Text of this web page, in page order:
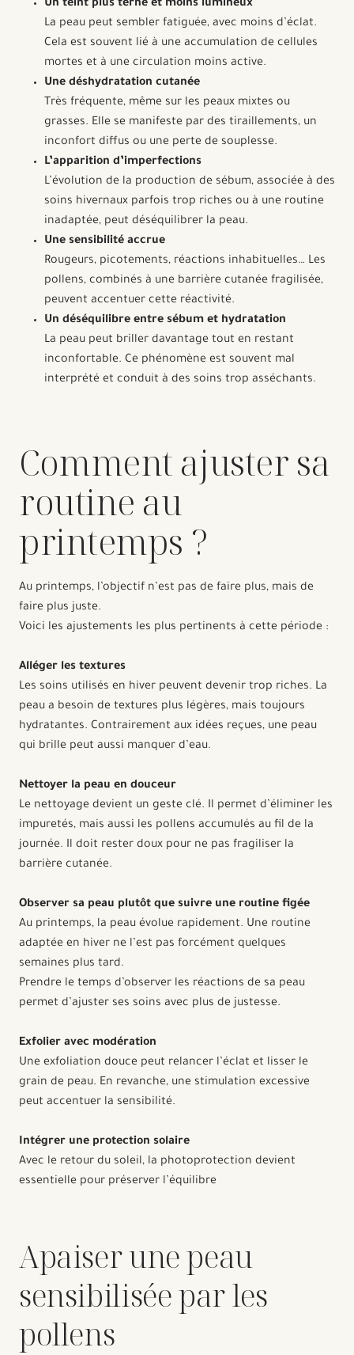
Un teint plus terne et moins lumineux
La peau peut sembler fatiguée, avec moins d’éclat.
Cela est souvent lié à une accumulation de cellules
mortes et à une circulation moins active.
Une déshydratation cutanée
Très fréquente, même sur les peaux mixtes ou
grasses. Elle se manifeste par des tiraillements, un
inconfort diffus ou une perte de souplesse.
L’apparition d’imperfections
L’évolution de la production de sébum, associée à des
soins hivernaux parfois trop riches ou à une routine
inadaptée, peut déséquilibrer la peau.
Une sensibilité accrue
Rougeurs, picotements, réactions inhabituelles… Les
pollens, combinés à une barrière cutanée fragilisée,
peuvent accentuer cette réactivité.
Un déséquilibre entre sébum et hydratation
La peau peut briller davantage tout en restant
inconfortable. Ce phénomène est souvent mal
interprété et conduit à des soins trop asséchants.
Comment ajuster sa
routine au
printemps ?
Au printemps, l’objectif n’est pas de faire plus, mais de
faire plus juste.
Voici les ajustements les plus pertinents à cette période :
Alléger les textures
Les soins utilisés en hiver peuvent devenir trop riches. La
peau a besoin de textures plus légères, mais toujours
hydratantes. Contrairement aux idées reçues, une peau
qui brille peut aussi manquer d’eau.
Nettoyer la peau en douceur
Le nettoyage devient un geste clé. Il permet d’éliminer les
impuretés, mais aussi les pollens accumulés au fil de la
journée. Il doit rester doux pour ne pas fragiliser la
barrière cutanée.
Observer sa peau plutôt que suivre une routine figée
Au printemps, la peau évolue rapidement. Une routine
adaptée en hiver ne l’est pas forcément quelques
semaines plus tard.
Prendre le temps d’observer les réactions de sa peau
permet d’ajuster ses soins avec plus de justesse.
Exfolier avec modération
Une exfoliation douce peut relancer l’éclat et lisser le
grain de peau. En revanche, une stimulation excessive
peut accentuer la sensibilité.
Intégrer une protection solaire
Avec le retour du soleil, la photoprotection devient
essentielle pour préserver l’équilibre
Apaiser une peau
sensibilisée par les
pollens